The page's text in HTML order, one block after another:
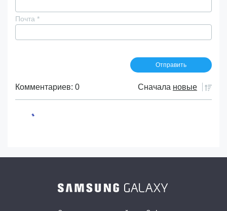
Почта *
Комментариев: 0 Сначала новые